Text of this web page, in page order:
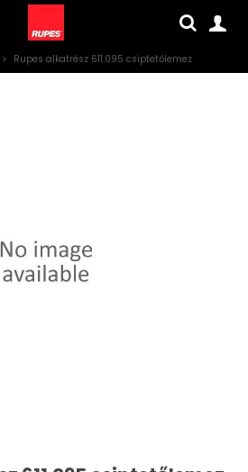
> Rupes alkatrész 611.095 csiptetőlemez